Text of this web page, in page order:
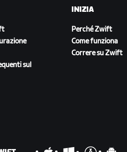
sul
INIZIA
Perché Zwift
Come funziona
Correre su Zwift